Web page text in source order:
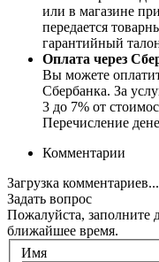
или в магазине
передается
гарантийный
Оплата через
Вы можете
Сбербанка. За
3 до 7% от
Перечисление
Комментарии
Загрузка комментариев...
Задать вопрос
Пожалуйста,
ближайшее время.
Имя